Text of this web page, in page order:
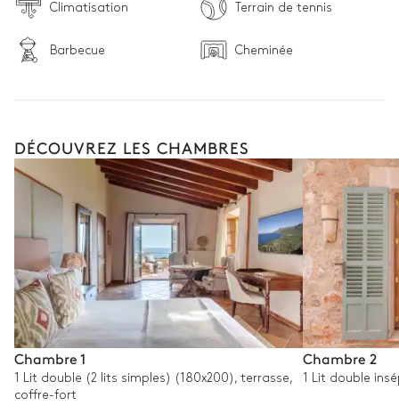
Climatisation Terrain de tennis
Barbecue Cheminée
DÉCOUVREZ LES CHAMBRES
Chambre 1
1 Lit double (2 lits simples) (180x200), terrasse,
coffre-fort
Chambre 2
1 Lit double